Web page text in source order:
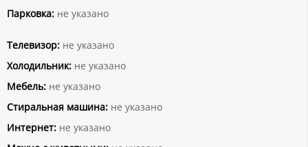
Парковка: не указано
Телевизор: не указано
Холодильник: не указано
Мебель: не указано
Стиральная машина: не указано
Интернет: не указано